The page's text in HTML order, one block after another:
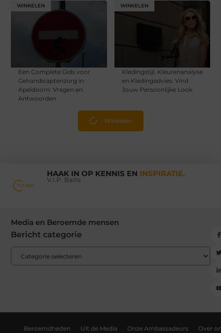
WINKELEN
Een Complete Gids voor
Gehandicaptenzorg in
Apeldoorn: Vragen en
Antwoorden
WINKELEN
Kledingstijl, Kleurenanalyse
en Kledingadvies: Vind
Jouw Persoonlijke Look
Winkelen
HAAK IN OP KENNIS EN INSPIRATIE.
V.I.P. Baits
Media en Beroemde mensen
Bericht categorie
Beroemdheden Uit de Media Onze Ambassadeurs Over